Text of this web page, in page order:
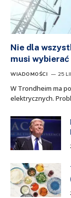
Nie dla
musi wybierać
WIADOMOŚCI 25
W Trondheim ma
elektrycznych.